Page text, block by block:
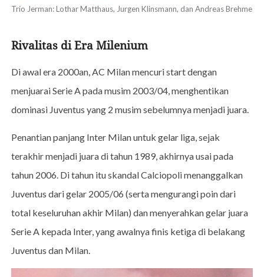
Trio Jerman: Lothar Matthaus, Jurgen Klinsmann, dan Andreas Brehme
Rivalitas di Era Milenium
Di awal era 2000an, AC Milan mencuri start dengan
menjuarai Serie A pada musim 2003/04, menghentikan
dominasi Juventus yang 2 musim sebelumnya menjadi juara.
Penantian panjang Inter Milan untuk gelar liga, sejak
terakhir menjadi juara di tahun 1989, akhirnya usai pada
tahun 2006. Di tahun itu skandal Calciopoli menanggalkan
Juventus dari gelar 2005/06 (serta mengurangi poin dari
total keseluruhan akhir Milan) dan menyerahkan gelar juara
Serie A kepada Inter, yang awalnya finis ketiga di belakang
Juventus dan Milan.